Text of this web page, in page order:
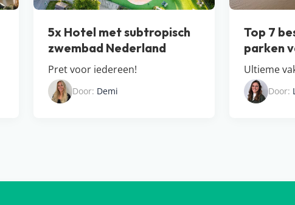
5x Hotel met subtropisch
zwembad Nederland
Pret voor iedereen!
Door: Demi
Top 7
parken
Ultieme
Door: